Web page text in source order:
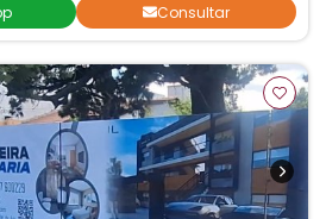
Consultar